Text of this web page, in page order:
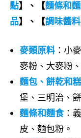
點】、【麵條和
品】、【調味醬料
麥類原料：小
麥粉、大麥粉
麵包、餅乾和
堡、三明治、
麵條和麵食：
皮、麵包粉。